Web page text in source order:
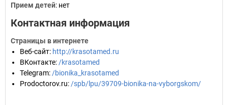
Прием детей: нет
Контактная информация
Страницы в интернете
Веб-сайт: http://krasotamed.ru
ВКонтакте: /krasotamed
Telegram: /bionika_krasotamed
Prodoctorov.ru: /spb/lpu/39709-bionika-na-vyborgskom/